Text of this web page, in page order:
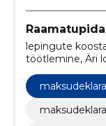
lepingute
töötlemine, Äri
käibemaksu
andmehaldus,
arvestus,